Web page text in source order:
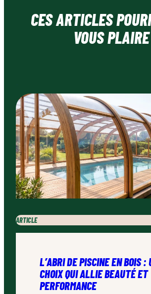
CES ARTICLES
VOUS PLAIRE
ARTICLE
L’ABRI DE PISCINE EN BOIS :
CHOIX QUI ALLIE BEAUTÉ ET
PERFORMANCE